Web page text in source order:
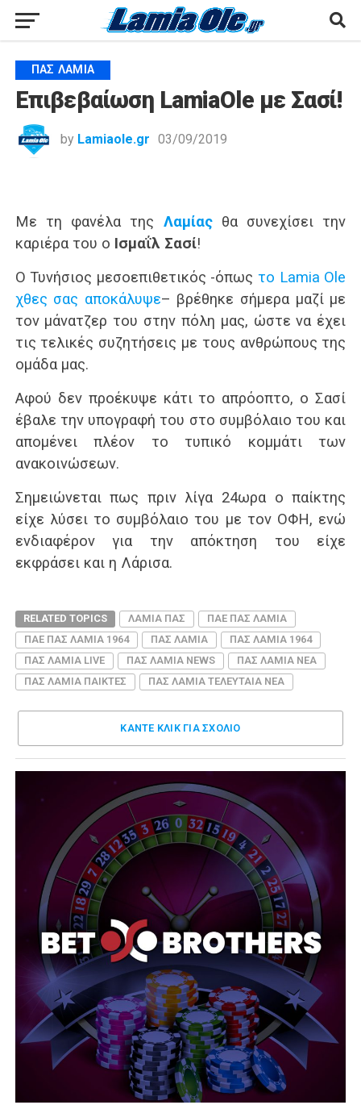
ΠΑΣ ΛΑΜΊΑ
Επιβεβαίωση LamiaOle με Σασί!
by Lamiaole.gr 03/09/2019
Με τη φανέλα της Λαμίαςθα συνεχίσει την
καριέρα του ο Ισμαΐλ Σασί!
Ο Τυνήσιος μεσοεπιθετικός -όπωςτο Lamia Ole
χθες σας αποκάλυψε– βρέθηκε σήμερα μαζί με
τον μάνατζερ του στην πόλη μας, ώστε να έχει
τις τελικές συζητήσεις με τους ανθρώπους της
ομάδα μας.
Αφού δεν προέκυψε κάτι το απρόοπτο, ο Σασί
έβαλε την υπογραφή του στο συμβόλαιο του και
απομένει πλέον το τυπικό κομμάτι των
ανακοινώσεων.
Σημειώνεται πως πριν λίγα 24ωρα ο παίκτης
είχε λύσει το συμβόλαιο του με τον ΟΦΗ, ενώ
ενδιαφέρον για την απόκτηση του είχε
εκφράσει και η Λάρισα.
RELATED TOPICS ΛΑΜΙΑ ΠΑΣ
ΠΑΕ ΠΑΣ ΛΑΜΙΑ
ΠΑΕ ΠΑΣ ΛΑΜΙΑ 1964
ΠΑΣ ΛΑΜΙΑ
ΠΑΣ ΛΑΜΙΑ 1964
ΠΑΣ ΛΑΜΙΑ LIVE
ΠΑΣ ΛΑΜΙΑ NEWS
ΠΑΣ ΛΑΜΙΑ ΝΕΑ
ΠΑΣ ΛΑΜΙΑ ΠΑΙΚΤΕΣ
ΠΑΣ ΛΑΜΙΑ ΤΕΛΕΥΤΑΙΑ ΝΕΑ
ΚΑΝΤΕ ΚΛΊΚ ΓΙΑ ΣΧΌΛΙΟ